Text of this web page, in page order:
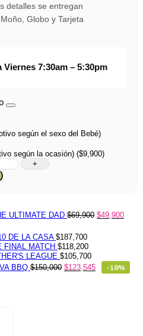
detalles se entregan
Globo y Tarjeta
7:30am – 5:30pm
según el sexo del Bebé)
según la ocasión) ($9,900)
ULTIMATE DAD $69,900 $49,900
DE LA CASA $187,700
FINAL MATCH $118,200
LEAGUE $105,700
BBQ $150,000 $123,545 -18%